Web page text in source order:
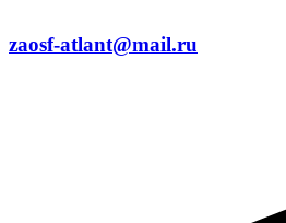
zaosf-atlant@mail.ru